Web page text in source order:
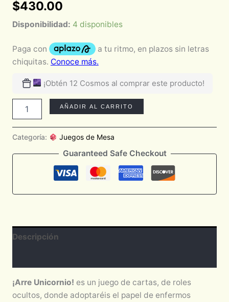
$430.00
Disponibilidad: 4 disponibles
¡Obtén 12 Cosmos al comprar este producto!
AÑADIR AL CARRITO
Categoría: Juegos de Mesa
Guaranteed Safe Checkout
Descripción
¡Arre Unicornio! es un juego de cartas, de roles
ocultos, donde adoptaréis el papel de enfermos